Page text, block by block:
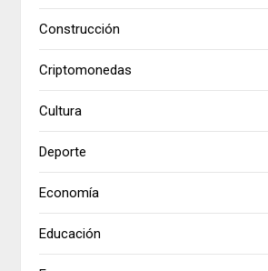
Construcción
Criptomonedas
Cultura
Deporte
Economía
Educación